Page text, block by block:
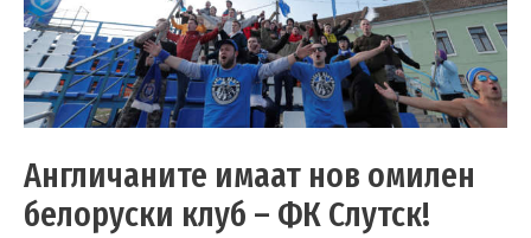
Англичаните имаат нов омилен
белоруски клуб – ФК Слутск!